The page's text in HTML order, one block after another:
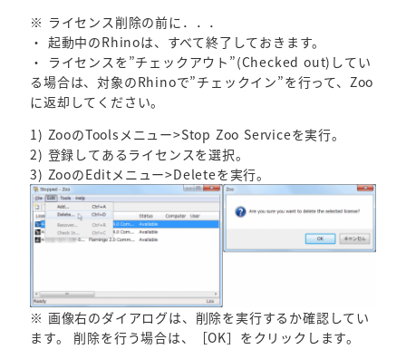
※ ライセンス削除の前に．．．
・ 起動中のRhinoは、すべて終了しておきます。
・ ライセンスを”チェックアウト”(Checked out)してい
る場合は、対象のRhinoで”チェックイン”を行って、Zoo
に返却してください。
1) ZooのToolsメニュー>Stop Zoo Serviceを実行。
2) 登録してあるライセンスを選択。
3) ZooのEditメニュー>Deleteを実行。
※ 画像右のダイアログは、削除を実行するか確認してい
ます。 削除を行う場合は、［OK］をクリックします。